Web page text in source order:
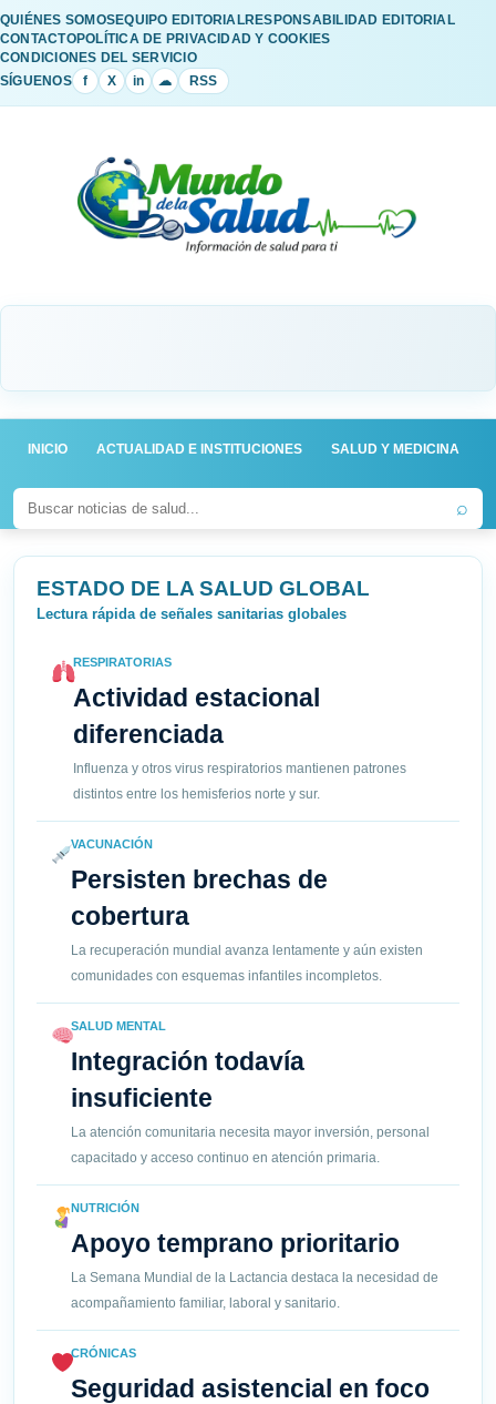
QUIÉNES SOMOSEQUIPO EDITORIALRESPONSABILIDAD EDITORIAL
CONTACTOPOLÍTICA DE PRIVACIDAD Y COOKIES
CONDICIONES DEL SERVICIO
SÍGUENOS
f X in ☁ RSS
INICIO ACTUALIDAD E INSTITUCIONES SALUD Y MEDICINA
⌕
ESTADO DE LA SALUD GLOBAL
Lectura rápida de señales sanitarias globales
RESPIRATORIAS
Actividad estacional
diferenciada
Influenza y otros virus respiratorios mantienen patrones
distintos entre los hemisferios norte y sur.
VACUNACIÓN
Persisten brechas de
cobertura
La recuperación mundial avanza lentamente y aún existen
comunidades con esquemas infantiles incompletos.
SALUD MENTAL
Integración todavía
insuficiente
La atención comunitaria necesita mayor inversión, personal
capacitado y acceso continuo en atención primaria.
NUTRICIÓN
Apoyo temprano prioritario
La Semana Mundial de la Lactancia destaca la necesidad de
acompañamiento familiar, laboral y sanitario.
CRÓNICAS
Seguridad asistencial en foco